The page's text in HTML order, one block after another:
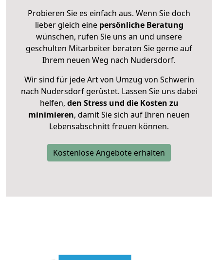
Probieren Sie es einfach aus. Wenn Sie doch
lieber gleich eine persönliche Beratung
wünschen, rufen Sie uns an und unsere
geschulten Mitarbeiter beraten Sie gerne auf
Ihrem neuen Weg nach Nudersdorf.
Wir sind für jede Art von Umzug von Schwerin
nach Nudersdorf gerüstet. Lassen Sie uns dabei
helfen, den Stress und die Kosten zu
minimieren, damit Sie sich auf Ihren neuen
Lebensabschnitt freuen können.
Kostenlose Angebote erhalten